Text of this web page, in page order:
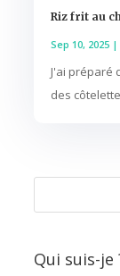
Riz frit au
Sep 10, 2025|
J'ai préparé
des
Qui suis-je